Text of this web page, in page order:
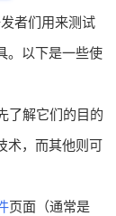
者们用来测试
。以下是一些使
了解它们的目的
术，而其他则可
页面（通常是